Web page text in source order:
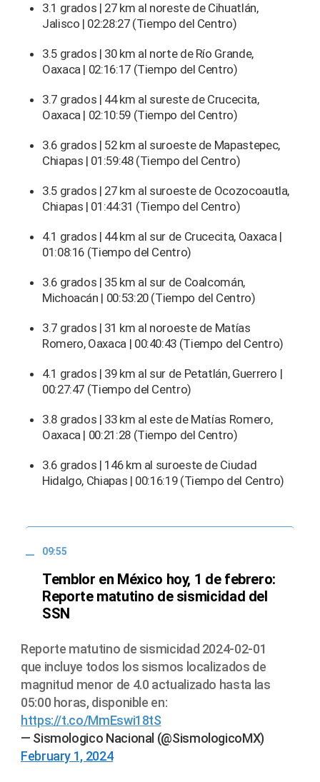
3.1 grados | 27 km al noreste de Cihuatlán,
Jalisco | 02:28:27 (Tiempo del Centro)
3.5 grados | 30 km al norte de Río Grande,
Oaxaca | 02:16:17 (Tiempo del Centro)
3.7 grados | 44 km al sureste de Crucecita,
Oaxaca | 02:10:59 (Tiempo del Centro)
3.6 grados | 52 km al suroeste de Mapastepec,
Chiapas | 01:59:48 (Tiempo del Centro)
3.5 grados | 27 km al suroeste de Ocozocoautla,
Chiapas | 01:44:31 (Tiempo del Centro)
4.1 grados | 44 km al sur de Crucecita, Oaxaca |
01:08:16 (Tiempo del Centro)
3.6 grados | 35 km al sur de Coalcomán,
Michoacán | 00:53:20 (Tiempo del Centro)
3.7 grados | 31 km al noroeste de Matías
Romero, Oaxaca | 00:40:43 (Tiempo del Centro)
4.1 grados | 39 km al sur de Petatlán, Guerrero |
00:27:47 (Tiempo del Centro)
3.8 grados | 33 km al este de Matías Romero,
Oaxaca | 00:21:28 (Tiempo del Centro)
3.6 grados | 146 km al suroeste de Ciudad
Hidalgo, Chiapas | 00:16:19 (Tiempo del Centro)
09:55
Temblor en México hoy, 1 de febrero:
Reporte matutino de sismicidad del
SSN
Reporte matutino de sismicidad 2024-02-01
que incluye todos los sismos localizados de
magnitud menor de 4.0 actualizado hasta las
05:00 horas, disponible en:
https://t.co/MmEswi18tS
— Sismologico Nacional (@SismologicoMX)
February 1, 2024